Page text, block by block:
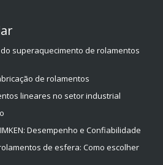
superaquecimento de rolamentos
de rolamentos
lineares no setor industrial
Desempenho e Confiabilidade
de esfera: Como escolher